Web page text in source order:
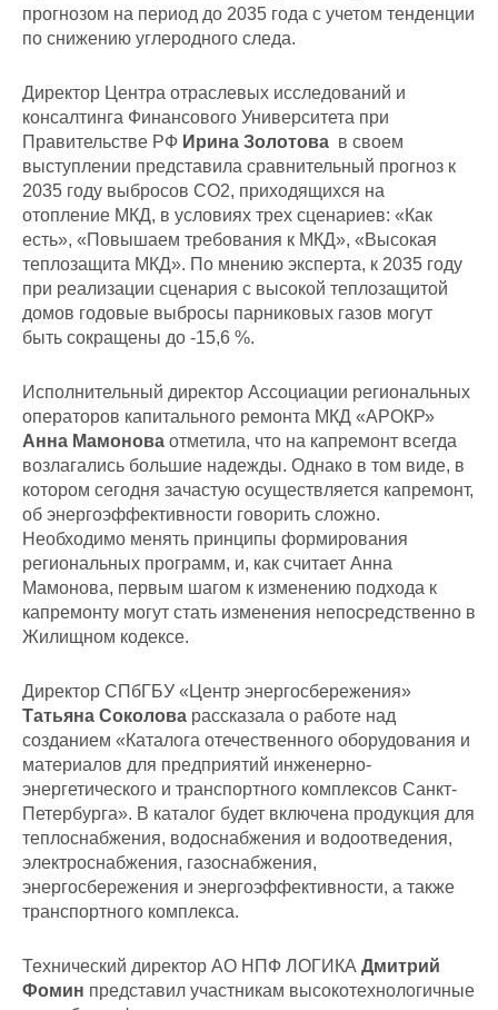
прогнозом на период до 2035 года с учетом тенденции
по снижению углеродного следа.
Директор Центра отраслевых исследований и
консалтинга Финансового Университета при
Правительстве РФ Ирина Золотова в своем
выступлении представила сравнительный прогноз к
2035 году выбросов CO2, приходящихся на
отопление МКД, в условиях трех сценариев: «Как
есть», «Повышаем требования к МКД», «Высокая
теплозащита МКД». По мнению эксперта, к 2035 году
при реализации сценария с высокой теплозащитой
домов годовые выбросы парниковых газов могут
быть сокращены до -15,6 %.
Исполнительный директор Ассоциации региональных
операторов капитального ремонта МКД «АРОКР»
Анна Мамонова отметила, что на капремонт всегда
возлагались большие надежды. Однако в том виде, в
котором сегодня зачастую осуществляется капремонт,
об энергоэффективности говорить сложно.
Необходимо менять принципы формирования
региональных программ, и, как считает Анна
Мамонова, первым шагом к изменению подхода к
капремонту могут стать изменения непосредственно в
Жилищном кодексе.
Директор СПбГБУ «Центр энергосбережения»
Татьяна Соколова рассказала о работе над
созданием «Каталога отечественного оборудования и
материалов для предприятий инженерно-
энергетического и транспортного комплексов Санкт-
Петербурга». В каталог будет включена продукция для
теплоснабжения, водоснабжения и водоотведения,
электроснабжения, газоснабжения,
энергосбережения и энергоэффективности, а также
транспортного комплекса.
Технический директор АО НПФ ЛОГИКА Дмитрий
Фомин представил участникам высокотехнологичные